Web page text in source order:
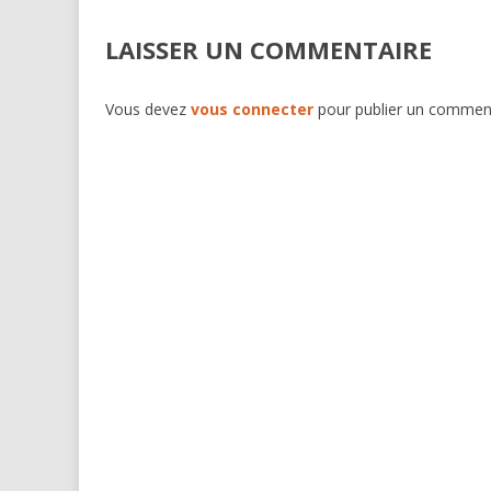
LAISSER UN COMMENTAIRE
Vous devez vous connecter pour publier un